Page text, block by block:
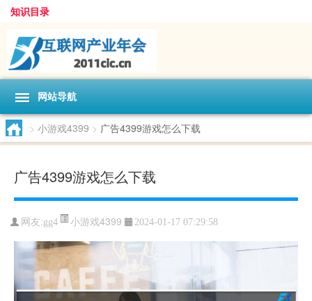
知识目录
网站导航
> 小游戏4399 > 广告4399游戏怎么下载
广告4399游戏怎么下载
网友:gg4 小游戏4399 2024-01-17 07:29:58